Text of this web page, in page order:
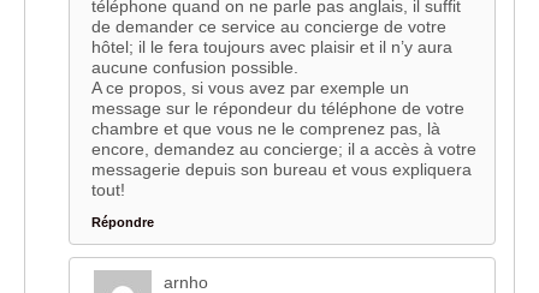
téléphone quand on ne parle pas anglais, il suffit
de demander ce service au concierge de votre
hôtel; il le fera toujours avec plaisir et il n’y aura
aucune confusion possible.
A ce propos, si vous avez par exemple un
message sur le répondeur du téléphone de votre
chambre et que vous ne le comprenez pas, là
encore, demandez au concierge; il a accès à votre
messagerie depuis son bureau et vous expliquera
tout!
Répondre
arnho